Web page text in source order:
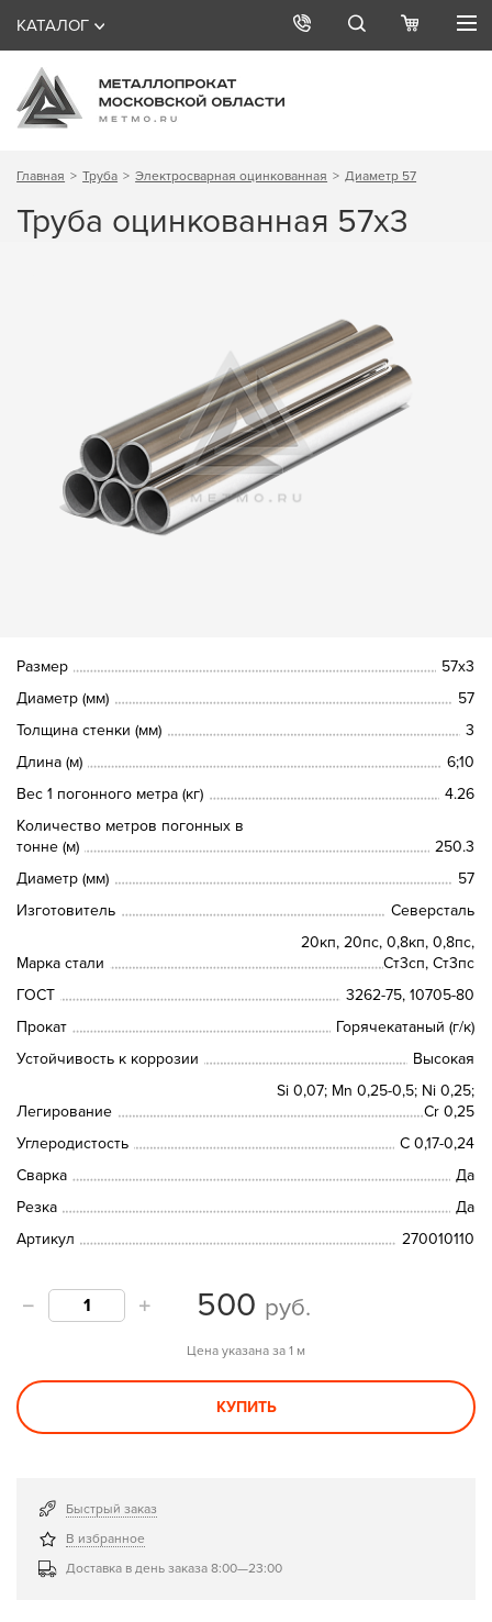
КАТАЛОГ
Главная Труба Электросварная оцинкованная Диаметр 57
Труба оцинкованная 57х3
Размер
57х3
Диаметр (мм)
57
Толщина стенки (мм)
3
Длина (м)
6;10
Вес 1 погонного метра (кг)
4.26
Количество метров погонных в
тонне (м)
250.3
Диаметр (мм)
57
Изготовитель
Северсталь
Марка стали
20кп, 20пс, 0,8кп, 0,8пс,
Ст3сп, Ст3пс
ГОСТ
3262-75, 10705-80
Прокат
Горячекатаный (г/к)
Устойчивость к коррозии
Высокая
Легирование
Si 0,07; Mn 0,25-0,5; Ni 0,25;
Сr 0,25
Углеродистость
C 0,17-0,24
Сварка
Да
Резка
Да
Артикул
270010110
500 руб.
Цена указана за 1 м
КУПИТЬ
Быстрый заказ
В избранное
Доставка в день заказа 8:00—23:00